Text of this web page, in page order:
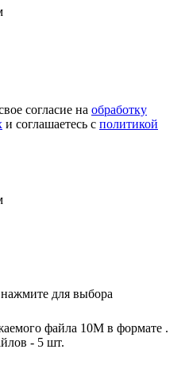
согласие на обработку
и соглашаетесь с политикой
для выбора
файла 10M в формате .
- 5 шт.